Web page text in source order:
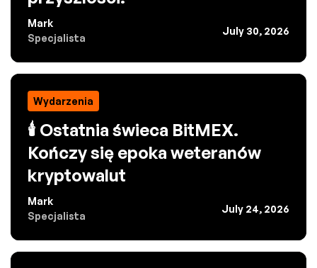
Mark
Specjalista
July 30, 2026
Wydarzenia
🕯️ Ostatnia świeca BitMEX.
Kończy się epoka weteranów
kryptowalut
Mark
Specjalista
July 24, 2026